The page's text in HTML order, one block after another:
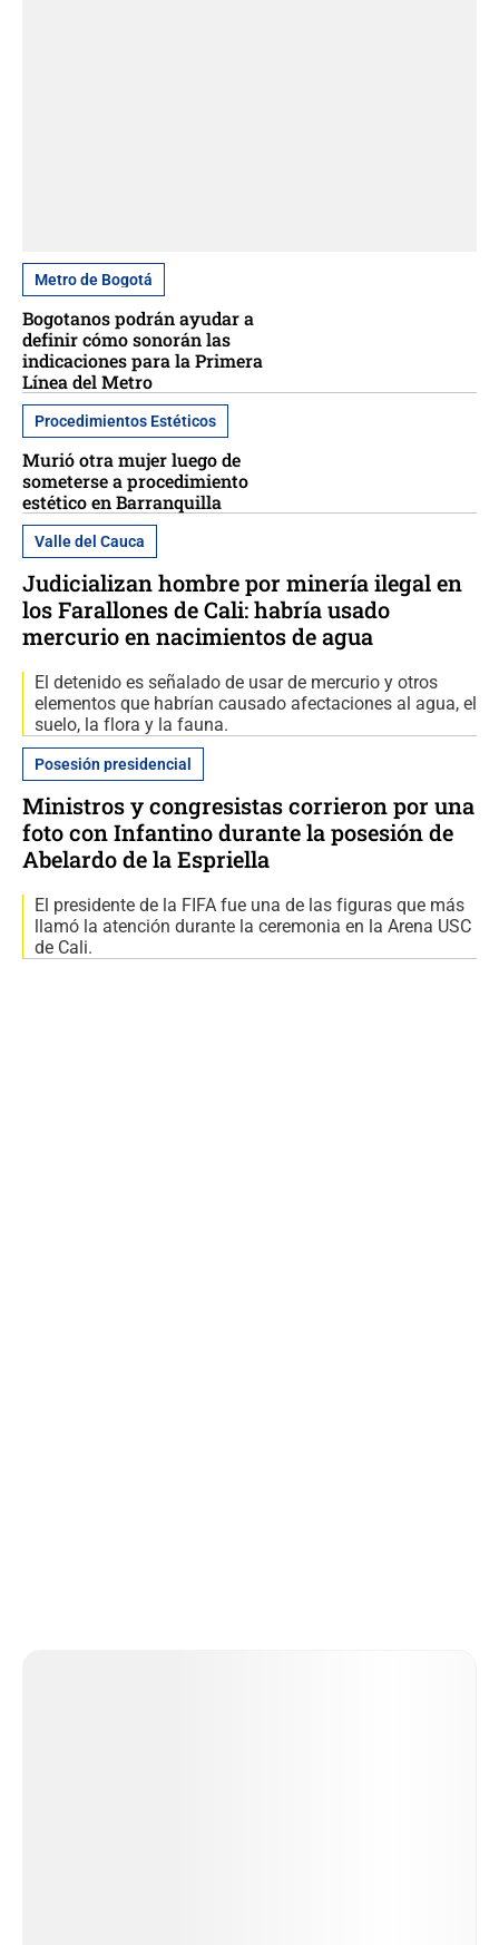
Metro de Bogotá
Bogotanos podrán ayudar a
definir cómo sonorán las
indicaciones para la Primera
Línea del Metro
Procedimientos Estéticos
Murió otra mujer luego de
someterse a procedimiento
estético en Barranquilla
Valle del Cauca
Judicializan hombre por minería ilegal en
los Farallones de Cali: habría usado
mercurio en nacimientos de agua
El detenido es señalado de usar de mercurio y otros
elementos que habrían causado afectaciones al agua, el
suelo, la flora y la fauna.
Posesión presidencial
Ministros y congresistas corrieron por una
foto con Infantino durante la posesión de
Abelardo de la Espriella
El presidente de la FIFA fue una de las figuras que más
llamó la atención durante la ceremonia en la Arena USC
de Cali.